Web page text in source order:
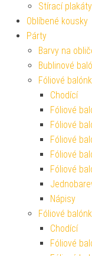
Stírací
Oblíbené kousky
Párty
Barvy na
Bublinové
Fóliové
Chodící
Fóliové
Fóliové
Fóliové
Fóliové
Fóliové
Nápisy
Fóliové
Chodící
Fóliové